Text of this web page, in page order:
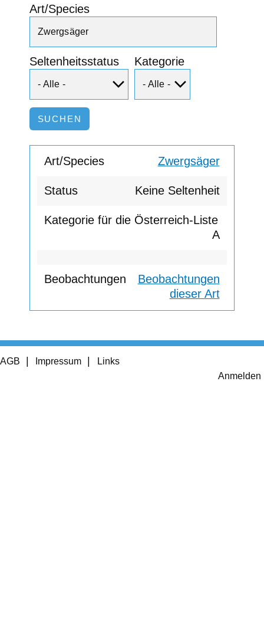
Art/Species
Seltenheitsstatus Kategorie
Zwergsäger
Keine Seltenheit
A
Beobachtungen
dieser Art
Footer
AGB Impressum Links
Anmelden